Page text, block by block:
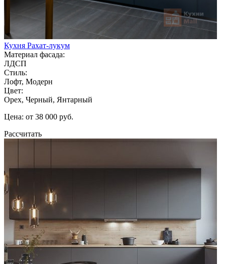
Кухня Рахат-лукум
Материал фасада:
ЛДСП
Стиль:
Лофт, Модерн
Цвет:
Орех, Черный, Янтарный
Цена: от 38 000 руб.
Рассчитать